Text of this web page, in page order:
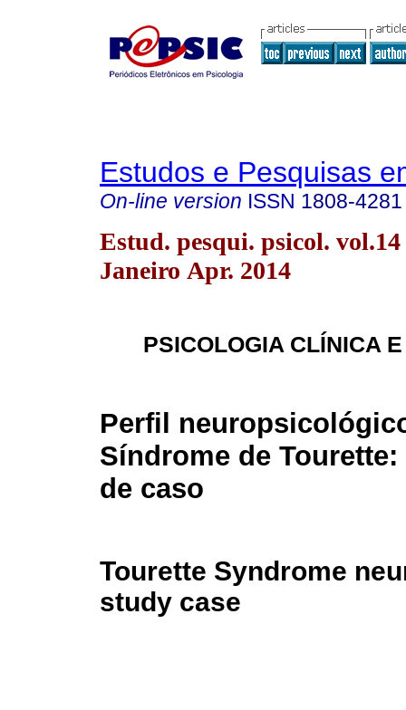
Estudos e Pesquisas
On-line version ISSN 1808-4281
Estud. pesqui. psicol.
Janeiro Apr. 2014
PSICOLOGIA CLÍNICA
Perfil
Síndrome de
de caso
Tourette Syndrome
study case